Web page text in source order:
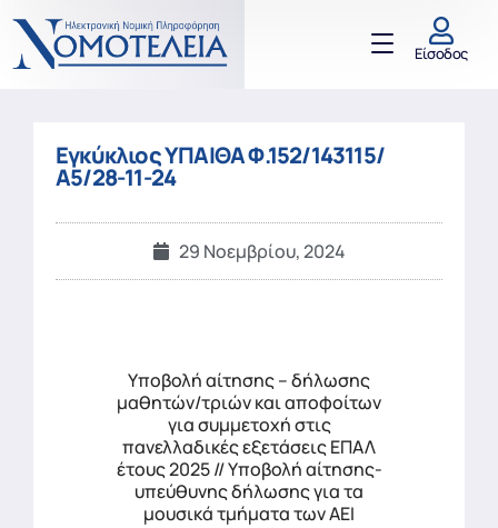
Είσοδος
Εγκύκλιος ΥΠΑΙΘΑ Φ.152/143115/
Α5/28-11-24
29 Νοεμβρίου, 2024
Υποβολή αίτησης – δήλωσης
μαθητών/τριών και αποφοίτων
για συμμετοχή στις
πανελλαδικές εξετάσεις ΕΠΑΛ
έτους 2025 // Υποβολή αίτησης-
υπεύθυνης δήλωσης για τα
μουσικά τμήματα των ΑΕΙ